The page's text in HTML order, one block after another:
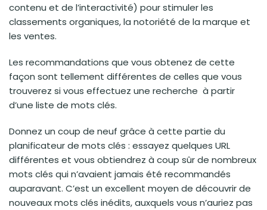
contenu et de l’interactivité) pour stimuler les
classements organiques, la notoriété de la marque et
les ventes.
Les recommandations que vous obtenez de cette
façon sont tellement différentes de celles que vous
trouverez si vous effectuez une recherche à partir
d’une liste de mots clés.
Donnez un coup de neuf grâce à cette partie du
planificateur de mots clés : essayez quelques URL
différentes et vous obtiendrez à coup sûr de nombreux
mots clés qui n’avaient jamais été recommandés
auparavant. C’est un excellent moyen de découvrir de
nouveaux mots clés inédits, auxquels vous n’auriez pas